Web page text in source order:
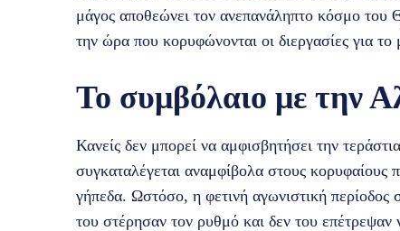
μάγος αποθεώνει τον ανεπανάληπτο κόσμο του
την ώρα που κορυφώνονται οι διεργασίες για
Το συμβόλαιο με την
Κανείς δεν μπορεί να αμφισβητήσει την
συγκαταλέγεται αναμφίβολα στους κορυφαίους
γήπεδα. Ωστόσο, η φετινή αγωνιστική περίοδος
του στέρησαν τον ρυθμό και δεν του